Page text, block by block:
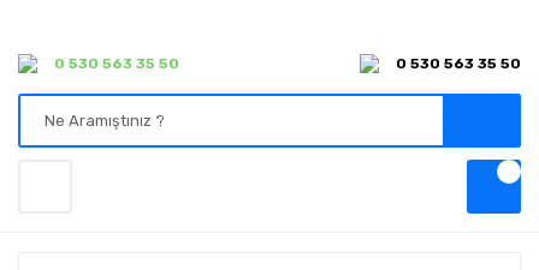
0 530 563 35 50 0 530 563 35 50